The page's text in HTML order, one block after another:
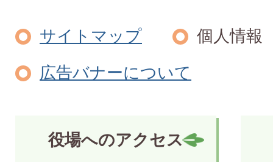
サイトマップ
個人情報
広告バナーについて
役場へのアクセス